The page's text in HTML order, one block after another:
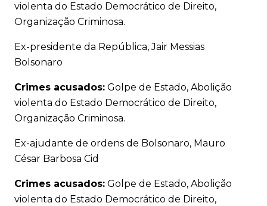
violenta do Estado Democrático de Direito,
Organização Criminosa.
Ex-presidente da República, Jair Messias
Bolsonaro
Crimes acusados: Golpe de Estado, Abolição
violenta do Estado Democrático de Direito,
Organização Criminosa.
Ex-ajudante de ordens de Bolsonaro, Mauro
César Barbosa Cid
Crimes acusados: Golpe de Estado, Abolição
violenta do Estado Democrático de Direito,